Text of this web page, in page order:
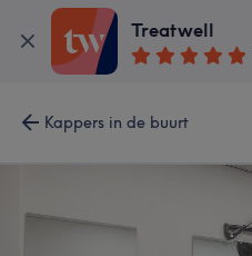
Treatwell
Kappers in de buurt